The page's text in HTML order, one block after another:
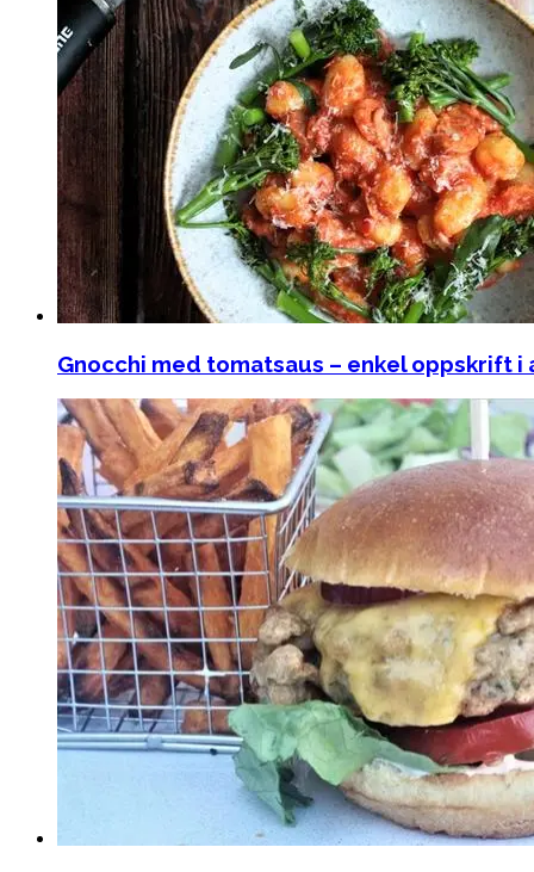
Gnocchi med tomatsaus – enkel oppskrift i